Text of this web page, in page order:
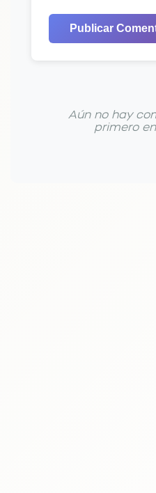
Publicar
Aún no hay
primero